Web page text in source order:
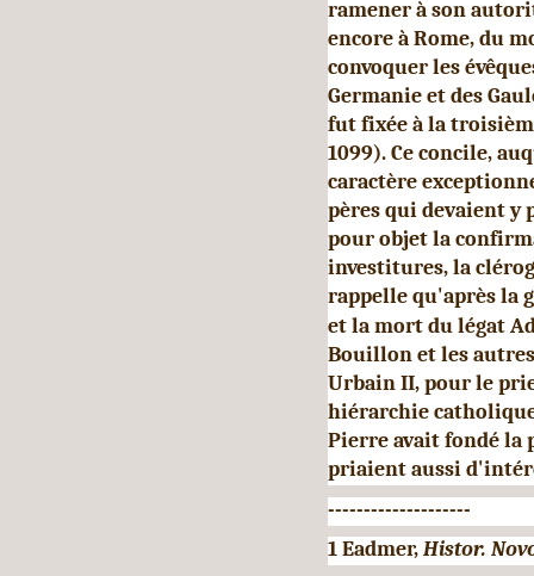
ramener à son
encore à Rome, du
con­voquer les
Germanie et des
fut fixée à la
1099). Ce concile,
caractère
pères qui devaient y
pour objet la
investitures, la
rap­pelle qu'après la
et la mort du légat
Bouillon et les
Urbain II, pour le
hiérarchie
Pierre avait fondé la
priaient aussi
--------------------
1 Eadmer,Histor.